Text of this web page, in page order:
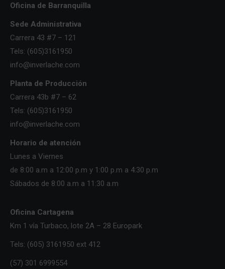
Oficina de Barranquilla
Sede Administrativa
Carrera 43 #7 – 121
Tels: (605)3161950
info@inverlache.com
Planta de Producción
Carrera 43b #7 – 62
Tels: (605)3161950
info@inverlache.com
Horario de atención
Lunes a Viernes
de 8:00 a.m a 12:00 p.m y 1:00 p.m a 4:30 p.m
Sábados de 8:00 a.m a 11:30 a.m
Oficina Cartagena
Km 1 vía Turbaco, lote 2A – 28 Europark
Tels: (605) 3161950 ext 412
(57) 301 6999554